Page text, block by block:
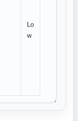
Lo
w